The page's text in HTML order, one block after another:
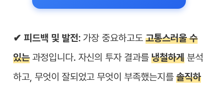
✔︎ 피드백 및 발전: 가장 중요하고도 고통스러울 수
있는과정입니다. 자신의 투자 결과를 냉철하게분석
하고, 무엇이 잘되었고 무엇이 부족했는지를 솔직하